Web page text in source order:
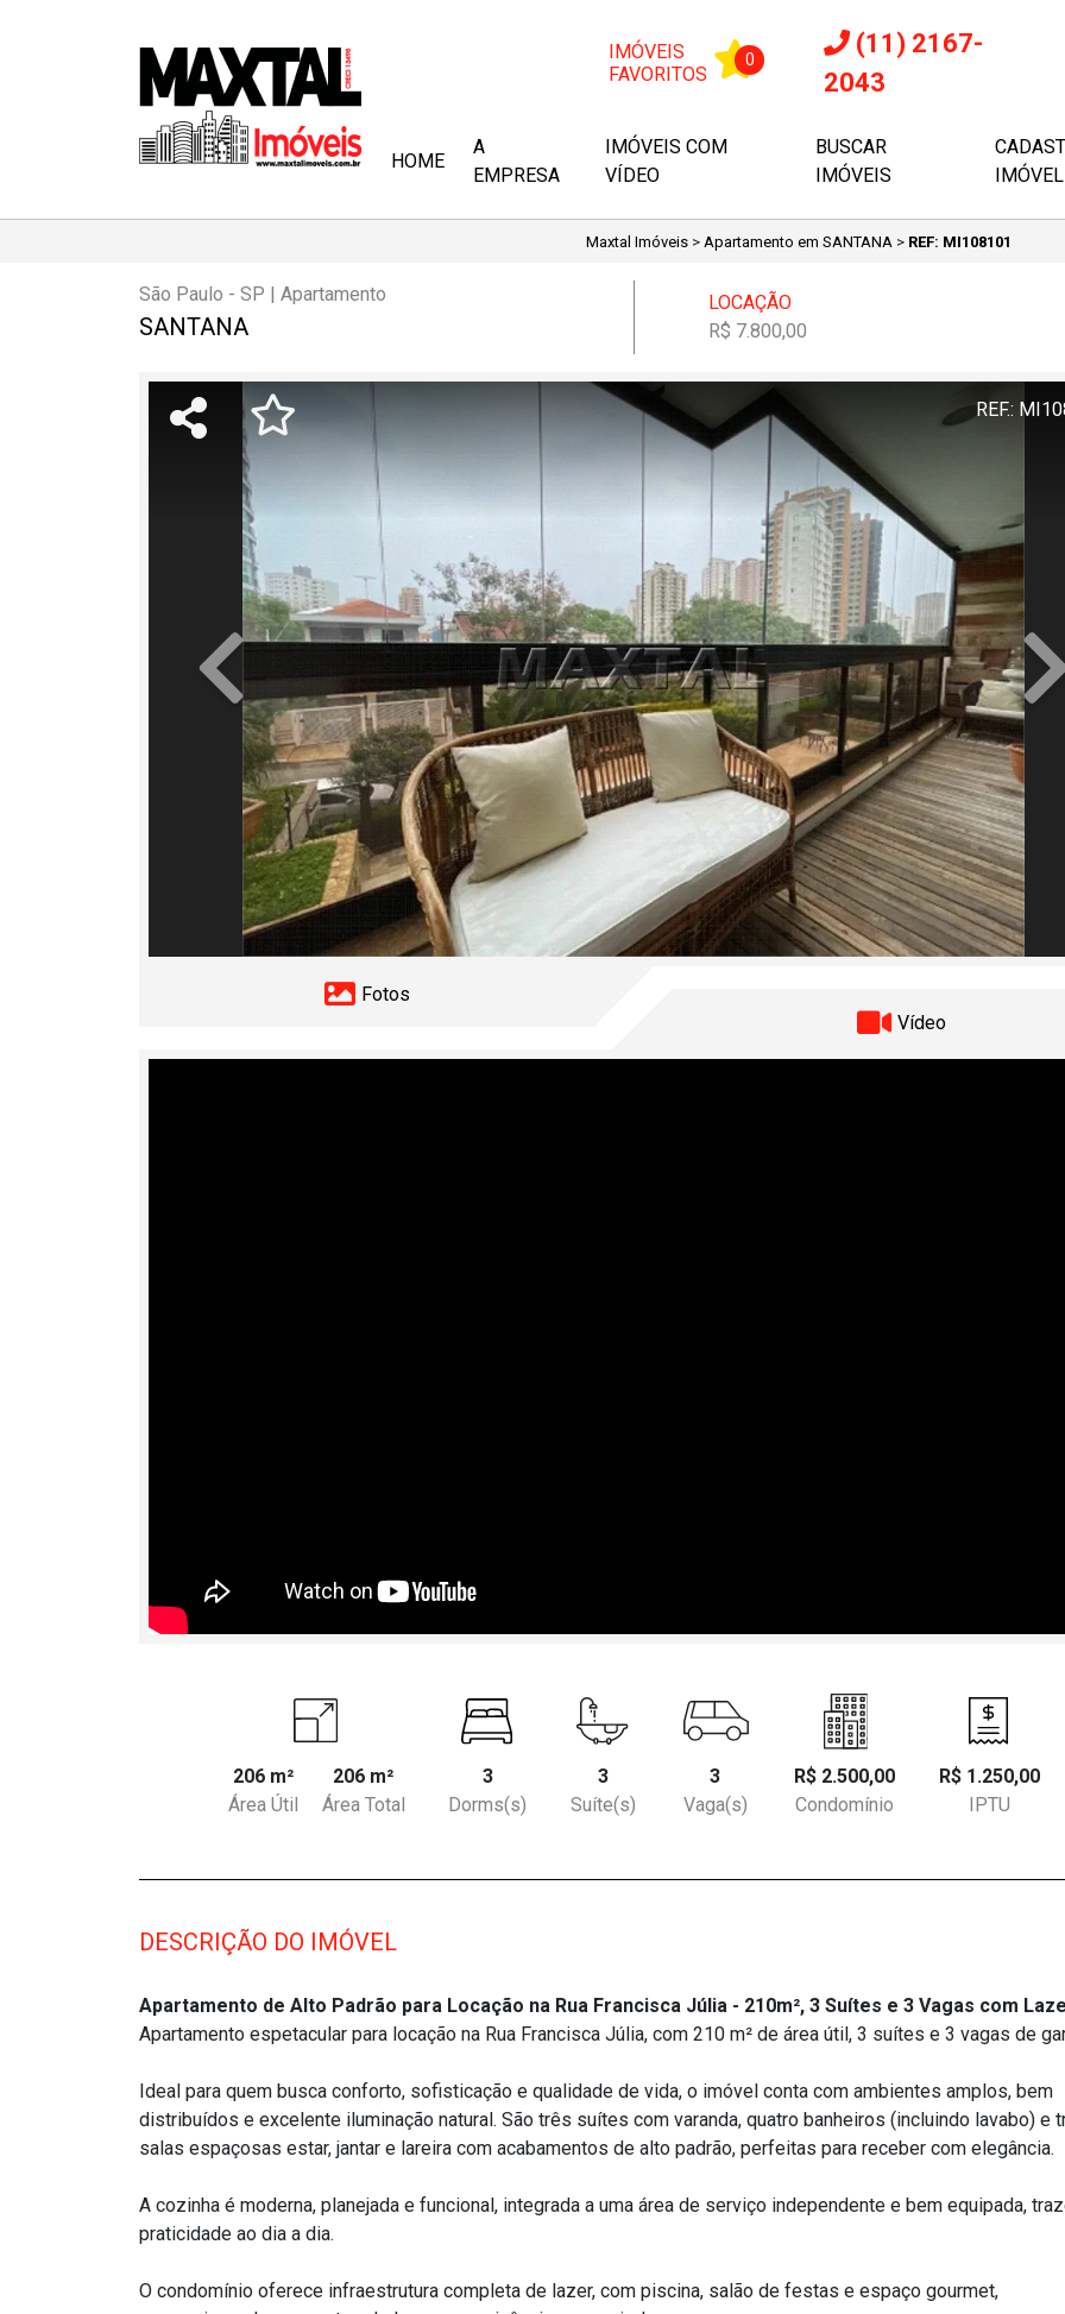
IMÓVEIS
FAVORITOS
0
(11) 2167-
2043
HOME
A
EMPRESA
IMÓVEIS COM
VÍDEO
BUSCAR
IMÓVEIS
IMÓVEL
Maxtal Imóveis > Apartamento em SANTANA > REF: MI108101
São Paulo - SP | Apartamento
SANTANA
LOCAÇÃO
R$ 7.800,00
REF.:
Anterior
Fotos
Vídeo
206 m²
Área Útil
206 m²
Área Total
3
Dorms(s)
3
Suíte(s)
3
Vaga(s)
R$ 2.500,00
Condomínio
R$ 1.250,00
IPTU
DESCRIÇÃO DO IMÓVEL
Apartamento de Alto Padrão para Locação na Rua Francisca Júlia - 210m², 3 Suítes e 3 Vagas com
Apartamento espetacular para locação na Rua Francisca Júlia, com 210 m² de área útil, 3 suítes e 3 vagas de
Ideal para quem busca conforto, sofisticação e qualidade de vida, o imóvel conta com ambientes amplos, bem
distribuídos e excelente iluminação natural. São três suítes com varanda, quatro banheiros (incluindo lavabo) e
salas espaçosas estar, jantar e lareira com acabamentos de alto padrão, perfeitas para receber com elegância.
A cozinha é moderna, planejada e funcional, integrada a uma área de serviço independente e bem equipada,
praticidade ao dia a dia.
O condomínio oferece infraestrutura completa de lazer, com piscina, salão de festas e espaço gourmet,